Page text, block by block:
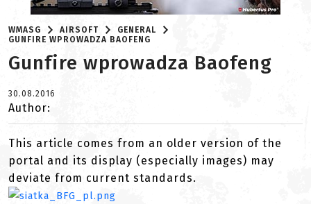
WMASG AIRSOFT
GENERAL
GUNFIRE WPROWADZA BAOFENG
Gunfire wprowadza Baofeng
30.08.2016
Author:
This article comes from an older version of the
portal and its display (especially images) may
deviate from current standards.